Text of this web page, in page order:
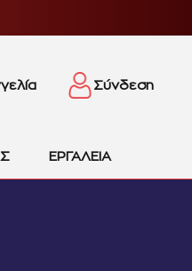
Σύνδεση
ΕΡΓΑΛΕΙΑ